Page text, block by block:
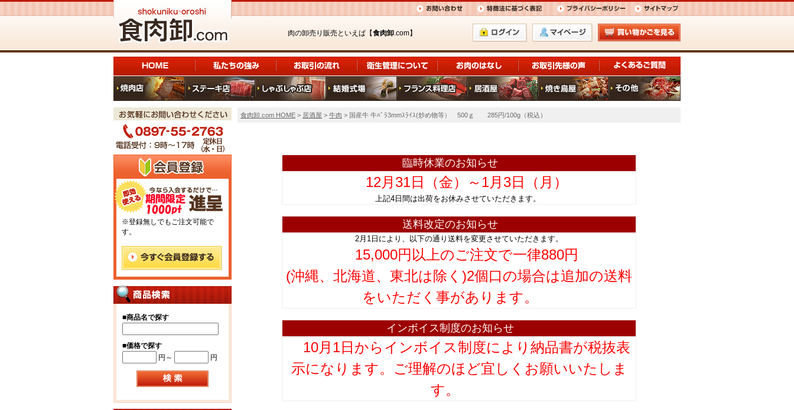
肉の卸売り販売といえば【食肉卸.com】
※登録無しでもご注文可能で
す。
■商品名で探す
■価格で探す
円～
円
食肉卸.com HOME > 居酒屋 > 牛肉 > 国産牛 牛ﾊﾞﾗ3mmｽﾗｲｽ(炒め物等） 500ｇ 285円/100g（税込）
臨時休業のお知らせ
12月31日（金）～1月3日（月）
上記4日間は出荷をお休みさせていただきます。
送料改定のお知らせ
2月1日により、以下の通り送料を変更させていただきます。
15,000円以上のご注文で一律880円
(沖縄、北海道、東北は除く)2個口の場合は追加の送料
をいただく事があります。
インボイス制度のお知らせ
10月1日からインボイス制度により納品書が税抜表
示になります。ご理解のほど宜しくお願いいたしま
す。